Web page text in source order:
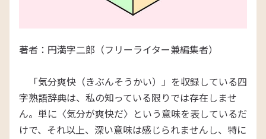
著者：円満字二郎（フリーライター兼編集者）
「気分爽快（きぶんそうかい）」を収録している四
字熟語辞典は、私の知っている限りでは存在しませ
ん。単に〈気分が爽快だ〉という意味を表しているだ
けで、それ以上、深い意味は感じられませんし、特に